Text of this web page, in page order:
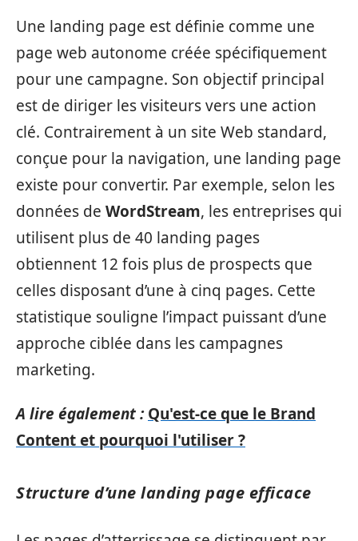
Une landing page est définie comme une
page web autonome créée spécifiquement
pour une campagne. Son objectif principal
est de diriger les visiteurs vers une action
clé. Contrairement à un site Web standard,
conçue pour la navigation, une landing page
existe pour convertir. Par exemple, selon les
données de WordStream, les entreprises qui
utilisent plus de 40 landing pages
obtiennent 12 fois plus de prospects que
celles disposant d’une à cinq pages. Cette
statistique souligne l’impact puissant d’une
approche ciblée dans les campagnes
marketing.
A lire également : Qu'est-ce que le Brand
Content et pourquoi l'utiliser ?
Structure d’une landing page efficace